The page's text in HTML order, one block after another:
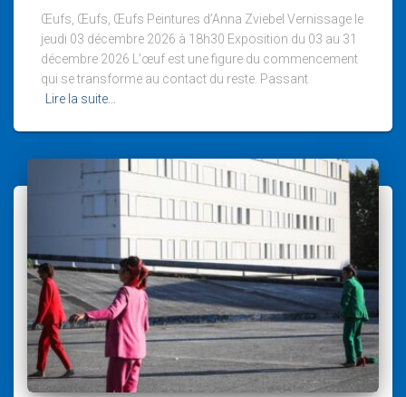
Œufs, Œufs, Œufs Peintures d’Anna Zviebel Vernissage le
jeudi 03 décembre 2026 à 18h30 Exposition du 03 au 31
décembre 2026 L’œuf est une figure du commencement
qui se transforme au contact du reste. Passant
Lire la suite…